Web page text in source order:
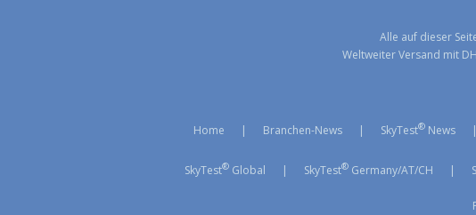
Alle auf dieser
Weltweiter Versand mit
Home | Branchen-News | SkyTest®News |
SkyTest®Global | SkyTest®Germany/AT/CH |